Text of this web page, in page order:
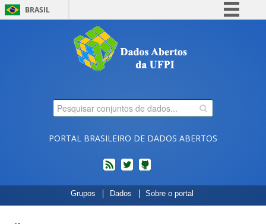
BRASIL
Comunica BR
Participe
Legislação
PORTAL BRASILEIRO DE DADOS ABERTOS
feed twitterCódigos
fonte
de
Grupos Dados Sobre o portal